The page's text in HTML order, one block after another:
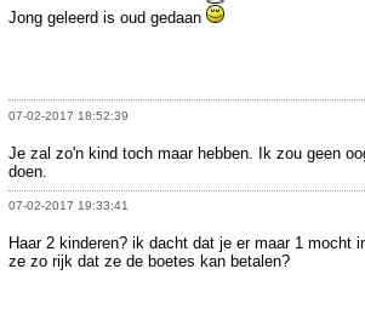
Jong geleerd is oud gedaan
07-02-2017 18:52:39
Je zal zo'n kind toch maar hebben. Ik zou geen
doen.
07-02-2017 19:33:41
Haar 2 kinderen? ik dacht dat je er maar 1 mocht
ze zo rijk dat ze de boetes kan betalen?